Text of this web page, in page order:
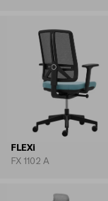
FLEXi
FX 1102 A